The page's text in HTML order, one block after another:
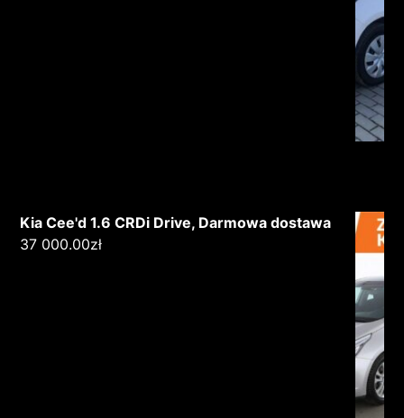
Kia Cee'd 1.6 CRDi Drive, Darmowa dostawa
37 000.00zł